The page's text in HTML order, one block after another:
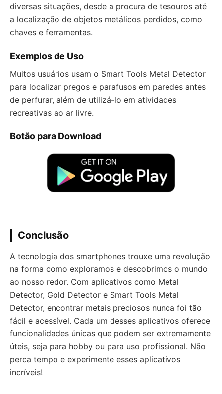
diversas situações, desde a procura de tesouros até
a localização de objetos metálicos perdidos, como
chaves e ferramentas.
Exemplos de Uso
Muitos usuários usam o Smart Tools Metal Detector
para localizar pregos e parafusos em paredes antes
de perfurar, além de utilizá-lo em atividades
recreativas ao ar livre.
Botão para Download
Conclusão
A tecnologia dos smartphones trouxe uma revolução
na forma como exploramos e descobrimos o mundo
ao nosso redor. Com aplicativos como Metal
Detector, Gold Detector e Smart Tools Metal
Detector, encontrar metais preciosos nunca foi tão
fácil e acessível. Cada um desses aplicativos oferece
funcionalidades únicas que podem ser extremamente
úteis, seja para hobby ou para uso profissional. Não
perca tempo e experimente esses aplicativos
incríveis!